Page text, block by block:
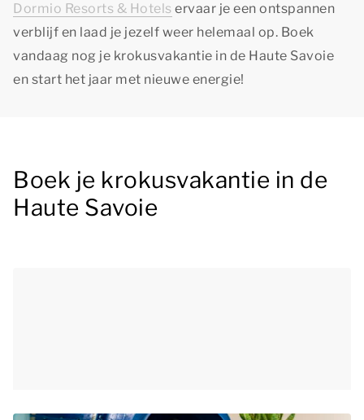
Dormio Resorts & Hotels ervaar je een ontspannen
verblijf en laad je jezelf weer helemaal op. Boek
vandaag nog je krokusvakantie in de Haute Savoie
en start het jaar met nieuwe energie!
Boek je krokusvakantie in de
Haute Savoie